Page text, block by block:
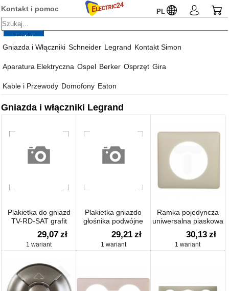
Kontakt i pomoc PL
Gniazda i Włączniki Schneider Legrand Kontakt Simon
Aparatura Elektryczna Ospel Berker Osprzęt Gira
Kable i Przewody Domofony Eaton
Gniazda i włączniki Legrand
Plakietka do gniazd
TV-RD-SAT grafit
29,07 zł
1 wariant
Plakietka gniazdo
głośnika podwójne
grafit
29,21 zł
1 wariant
Ramka pojedyncza
uniwersalna piaskowa
30,13 zł
1 wariant